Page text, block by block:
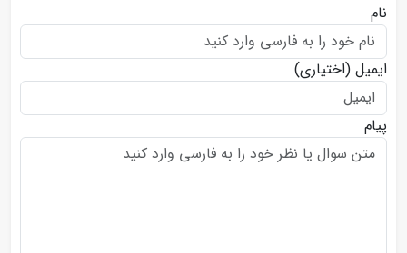
نام
ایمیل (اختیاری)
پیام